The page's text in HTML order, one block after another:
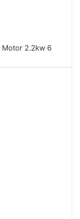
Motor 2.2kw 6